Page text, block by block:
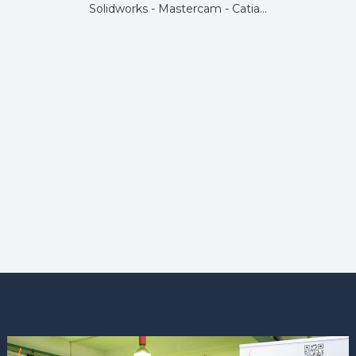
Solidworks - Mastercam - Catia...